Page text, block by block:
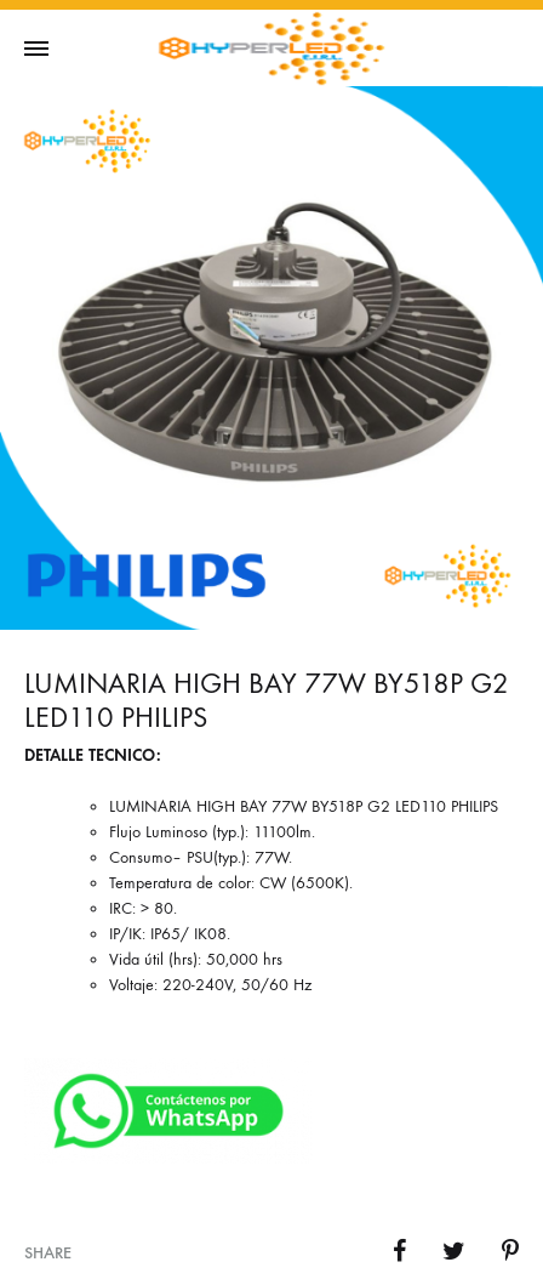
LUMINARIA HIGH BAY 77W BY518P G2
LED110 PHILIPS
DETALLE TECNICO:
LUMINARIA HIGH BAY 77W BY518P G2 LED110 PHILIPS
Flujo Luminoso (typ.): 11100lm.
Consumo– PSU(typ.): 77W.
Temperatura de color: CW (6500K).
IRC: > 80.
IP/IK: IP65/ IK08.
Vida útil (hrs): 50,000 hrs
Voltaje: 220-240V, 50/60 Hz
SHARE